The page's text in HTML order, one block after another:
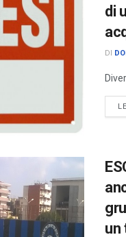
di
DI
un